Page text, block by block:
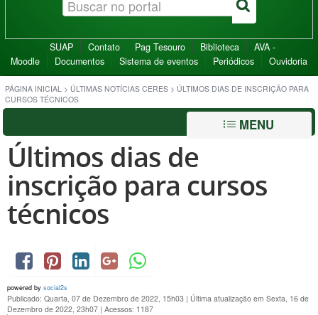
SUAP Contato Pag Tesouro Biblioteca
AVA -
Moodle
Documentos Sistema de eventos Periódicos Ouvidoria
PÁGINA INICIAL > ÚLTIMAS NOTÍCIAS CERES > ÚLTIMOS DIAS DE INSCRIÇÃO PARA
CURSOS TÉCNICOS
MENU
Últimos dias de
inscrição para cursos
técnicos
powered by social2s
Publicado: Quarta, 07 de Dezembro de 2022, 15h03 | Última atualização em Sexta, 16 de
Dezembro de 2022, 23h07 | Acessos: 1187